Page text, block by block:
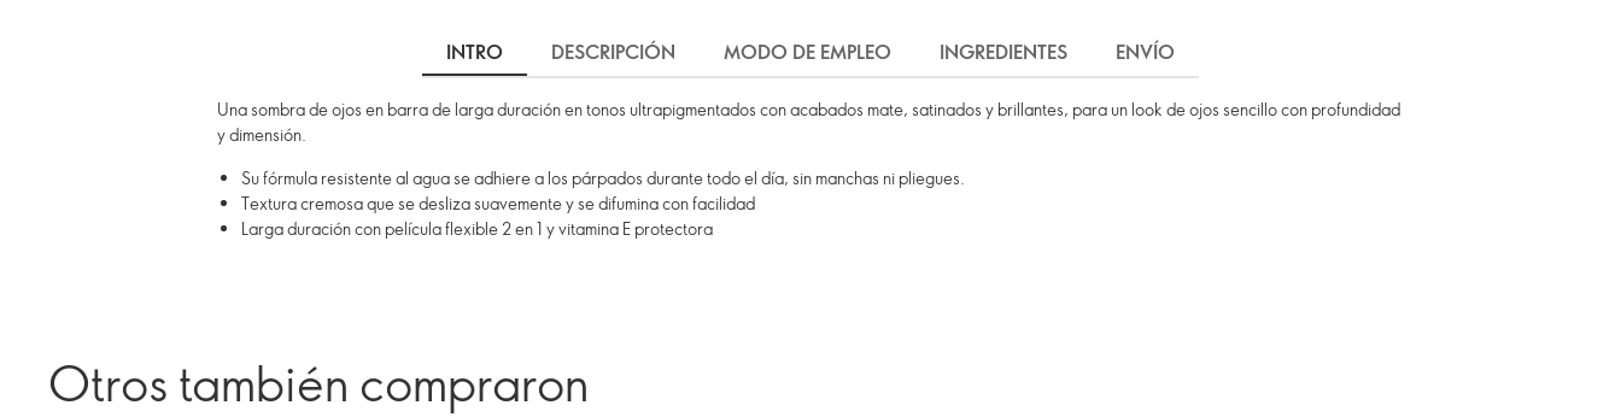
INTRO DESCRIPCIÓN MODO DE EMPLEO INGREDIENTES ENVÍO
Una sombra de ojos en barra de larga duración en tonos ultrapigmentados con acabados mate, satinados y brillantes, para un look de ojos sencillo con profundidad
y dimensión.
Su fórmula resistente al agua se adhiere a los párpados durante todo el día, sin manchas ni pliegues.
Textura cremosa que se desliza suavemente y se difumina con facilidad
Larga duración con película flexible 2 en 1 y vitamina E protectora
Otros también compraron